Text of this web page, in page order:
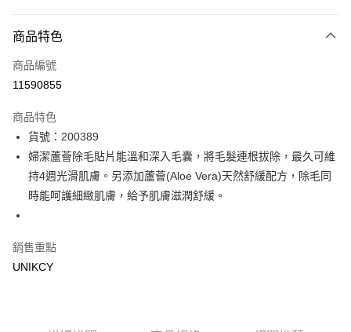
icash Pay
信用卡一次付款
LINE Pay
Apple Pay
街口支付
悠遊付
Google Pay
商品特色
商品編號
11590855
商品特色
貨號：200389
婦潔蘆薈除毛貼片能溫和深入毛囊，將毛髮連根拔除，最久可維
持4週光滑肌膚。另添加蘆薈(Aloe Vera)天然舒緩配方，除毛同
時能呵護細緻肌膚，給予肌膚滋潤舒緩。
銷售重點
UNIKCY